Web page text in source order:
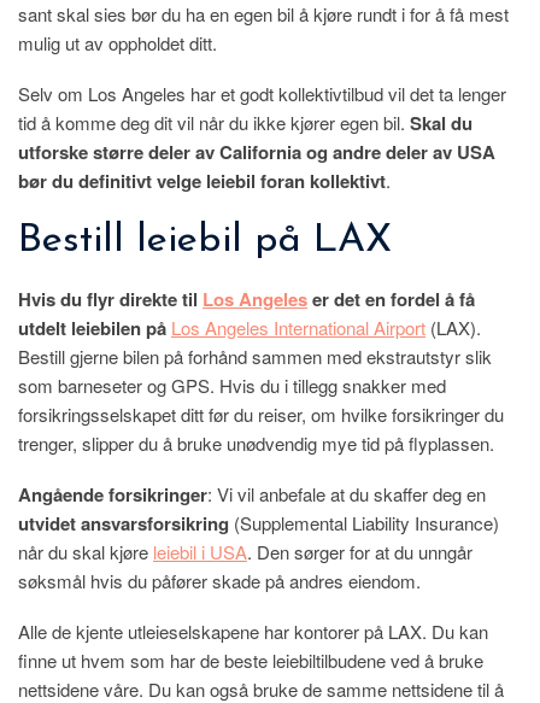
sant skal sies bør du ha en egen bil å kjøre rundt i for å få mest
mulig ut av oppholdet ditt.
Selv om Los Angeles har et godt kollektivtilbud vil det ta lenger
tid å komme deg dit vil når du ikke kjører egen bil. Skal du
utforske større deler av California og andre deler av USA
bør du definitivt velge leiebil foran kollektivt.
Bestill leiebil på LAX
Hvis du flyr direkte til Los Angeleser det en fordel å få
utdelt leiebilen på Los Angeles International Airport (LAX).
Bestill gjerne bilen på forhånd sammen med ekstrautstyr slik
som barneseter og GPS. Hvis du i tillegg snakker med
forsikringsselskapet ditt før du reiser, om hvilke forsikringer du
trenger, slipper du å bruke unødvendig mye tid på flyplassen.
Angående forsikringer: Vi vil anbefale at du skaffer deg en
utvidet ansvarsforsikring (Supplemental Liability Insurance)
når du skal kjøre leiebil i USA. Den sørger for at du unngår
søksmål hvis du påfører skade på andres eiendom.
Alle de kjente utleieselskapene har kontorer på LAX. Du kan
finne ut hvem som har de beste leiebiltilbudene ved å bruke
nettsidene våre. Du kan også bruke de samme nettsidene til å